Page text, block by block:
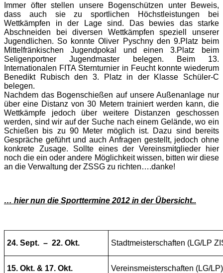
Immer öfter stellen unsere Bogenschützen unter Beweis,
dass auch sie zu sportlichen Höchstleistungen bei
Wettkämpfen in der Lage sind. Das bewies das starke
Abschneiden bei diversen Wettkämpfen speziell unserer
Jugendlichen. So konnte Oliver Pyschny den 9.Platz beim
Mittelfränkischen Jugendpokal und einen 3.Platz beim
Seligenportner Jugendmaster belegen. Beim 13.
Internationalen FITA Sternturnier in Feucht konnte wiederum
Benedikt Rubisch den 3. Platz in der Klasse Schüler-C
belegen.
Nachdem das Bogenschießen auf unsere Außenanlage nur
über eine Distanz von 30 Metern trainiert werden kann, die
Wettkämpfe jedoch über weitere Distanzen geschossen
werden, sind wir auf der Suche nach einem Gelände, wo ein
Schießen bis zu 90 Meter möglich ist. Dazu sind bereits
Gespräche geführt und auch Anfragen gestellt, jedoch ohne
konkrete Zusage. Sollte eines der Vereinsmitglieder hier
noch die ein oder andere Möglichkeit wissen, bitten wir diese
an die Verwaltung der ZSSG zu richten….danke!
… hier nun die Sporttermine 2012 in der Übersicht..
24. Sept. – 22. Okt. Stadtmeisterschaften (LG/LP
15. Okt. & 17. Okt. Vereinsmeisterschaften (LG/LP)